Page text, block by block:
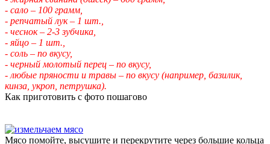
- сало – 100 грамм,
- репчатый лук – 1 шт.,
- чеснок – 2-3 зубчика,
- яйцо – 1 шт.,
- соль – по вкусу,
- черный молотый перец – по вкусу,
- любые пряности и травы – по вкусу (например, базилик,
кинза, укроп, петрушка).
Как приготовить с фото пошагово
Мясо помойте, высушите и перекрутите через большие кольца